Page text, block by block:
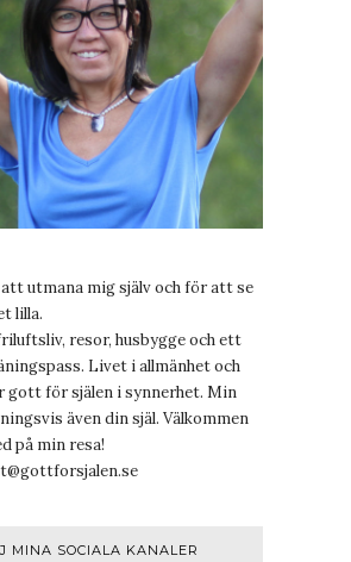
utmana mig själv och för att se
lilla.
resor, husbygge och ett
Livet i allmänhet och
gott för själen i synnerhet. Min
även din själ. Välkommen
på min resa!
MINA SOCIALA KANALER